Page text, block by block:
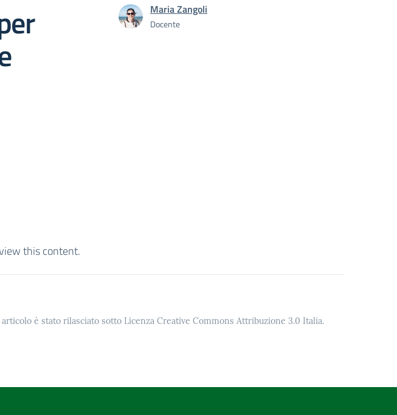
Maria Zangoli
Docente
this content.
è stato rilasciato sotto Licenza Creative Commons Attribuzione 3.0 Italia.